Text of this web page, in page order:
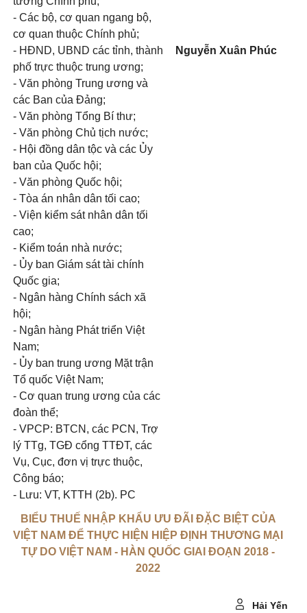
- Các bộ, cơ quan ngang bộ,
cơ quan thuộc Chính phủ;
- HĐND, UBND các tỉnh, thành
phố trực thuộc trung ương;
- Văn phòng Trung ương và
các Ban của Đảng;
- Văn phòng Tổng Bí thư;
- Văn phòng Chủ tịch nước;
- Hội đồng dân tộc và các Ủy
ban của Quốc hội;
- Văn phòng Quốc hội;
- Tòa án nhân dân tối cao;
- Viện kiểm sát nhân dân tối
cao;
- Kiểm toán nhà nước;
- Ủy ban Giám sát tài chính
Quốc gia;
- Ngân hàng Chính sách xã
hội;
- Ngân hàng Phát triển Việt
Nam;
- Ủy ban trung ương Mặt trận
Tổ quốc Việt Nam;
- Cơ quan trung ương của các
đoàn thể;
- VPCP: BTCN, các PCN, Trợ
lý TTg, TGĐ cổng TTĐT, các
Vụ, Cục, đơn vị trực thuộc,
Công báo;
- Lưu: VT, KTTH (2b). PC
Nguyễn Xuân Phúc
BIỂU THUẾ NHẬP KHẨU ƯU ĐÃI ĐẶC BIỆT CỦA
VIỆT NAM ĐỂ THỰC HIỆN HIỆP ĐỊNH THƯƠNG MẠI
TỰ DO VIỆT NAM - HÀN QUỐC GIAI ĐOẠN 2018 -
2022
Hải Yến